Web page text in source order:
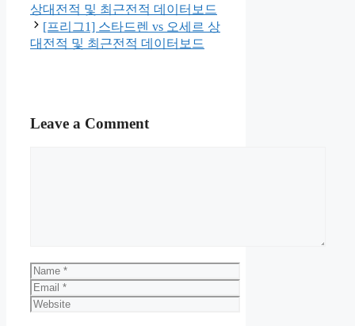
상대전적 및 최근전적 데이터보드
[프리그1] 스타드렌 vs 오세르 상
대전적 및 최근전적 데이터보드
Leave a Comment
Name
Email
Website